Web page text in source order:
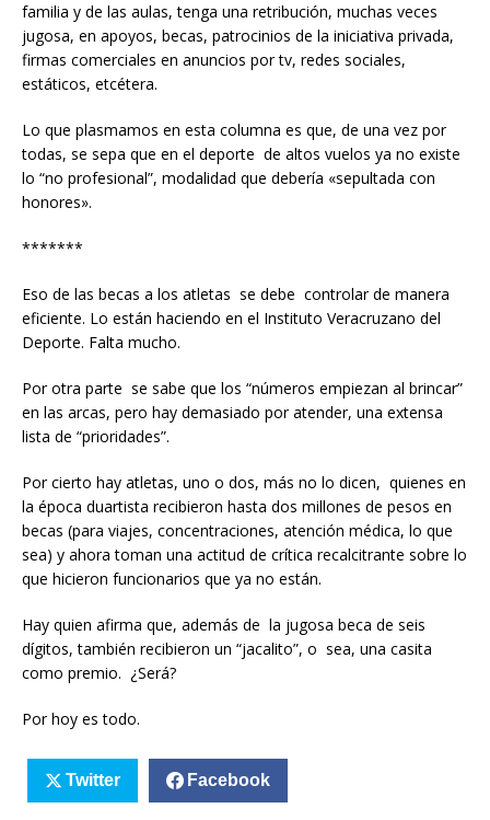
familia y de las aulas, tenga una retribución, muchas veces
jugosa, en apoyos, becas, patrocinios de la iniciativa privada,
firmas comerciales en anuncios por tv, redes sociales,
estáticos, etcétera.
Lo que plasmamos en esta columna es que, de una vez por
todas, se sepa que en el deporte de altos vuelos ya no existe
lo “no profesional”, modalidad que debería «sepultada con
honores».
*******
Eso de las becas a los atletas se debe controlar de manera
eficiente. Lo están haciendo en el Instituto Veracruzano del
Deporte. Falta mucho.
Por otra parte se sabe que los “números empiezan al brincar”
en las arcas, pero hay demasiado por atender, una extensa
lista de “prioridades”.
Por cierto hay atletas, uno o dos, más no lo dicen, quienes en
la época duartista recibieron hasta dos millones de pesos en
becas (para viajes, concentraciones, atención médica, lo que
sea) y ahora toman una actitud de crítica recalcitrante sobre lo
que hicieron funcionarios que ya no están.
Hay quien afirma que, además de la jugosa beca de seis
dígitos, también recibieron un “jacalito”, o sea, una casita
como premio. ¿Será?
Por hoy es todo.
Twitter Facebook